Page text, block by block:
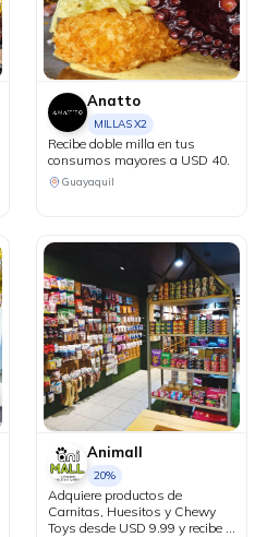
Anatto
MILLAS X2
Recibe doble milla en tus
consumos mayores a USD 40.
Guayaquil
Animall
20%
Adquiere productos de
Carnitas, Huesitos y Chewy
Toys desde USD 9.99 y recibe el